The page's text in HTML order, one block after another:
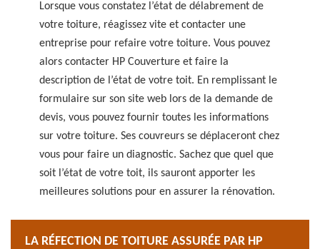
Lorsque vous constatez l’état de délabrement de
votre toiture, réagissez vite et contacter une
entreprise pour refaire votre toiture. Vous pouvez
alors contacter HP Couverture et faire la
description de l’état de votre toit. En remplissant le
formulaire sur son site web lors de la demande de
devis, vous pouvez fournir toutes les informations
sur votre toiture. Ses couvreurs se déplaceront chez
vous pour faire un diagnostic. Sachez que quel que
soit l’état de votre toit, ils sauront apporter les
meilleures solutions pour en assurer la rénovation.
LA RÉFECTION DE TOITURE ASSURÉE PAR HP